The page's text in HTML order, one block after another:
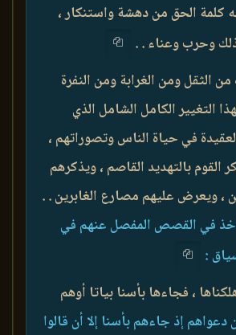
كلمة الحق من دهشة واستنكار ،
وحرب وعناء . .
من الثقل ومن الغرابة ومن النفرة
التغيير الكامل الشامل الذي
في حياة الناس وتصوراتهم ،
القوم بالتهديد القاصم ، ويذكرهم
، ويعرض عليهم مصارع الغابرين . .
في القصص المفصل عنهم في
:
، فجاءها بأسنا بياتا أوهم
دعواهم إذ جاءهم بأسنا إلا أن قالوا